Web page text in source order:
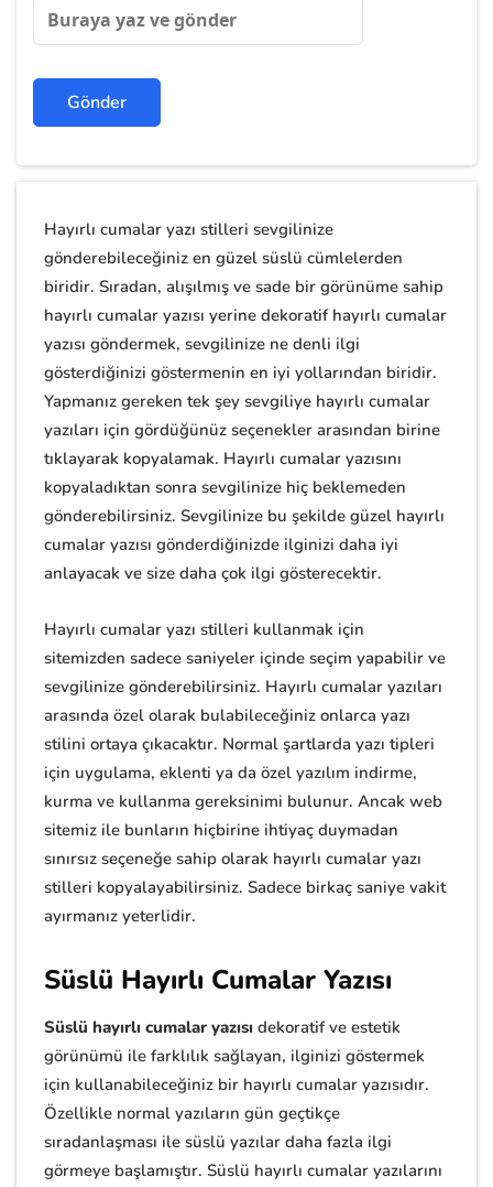
Hayırlı cumalar yazı stilleri sevgilinize
gönderebileceğiniz en güzel süslü cümlelerden
biridir. Sıradan, alışılmış ve sade bir görünüme sahip
hayırlı cumalar yazısı yerine dekoratif hayırlı cumalar
yazısı göndermek, sevgilinize ne denli ilgi
gösterdiğinizi göstermenin en iyi yollarından biridir.
Yapmanız gereken tek şey sevgiliye hayırlı cumalar
yazıları için gördüğünüz seçenekler arasından birine
tıklayarak kopyalamak. Hayırlı cumalar yazısını
kopyaladıktan sonra sevgilinize hiç beklemeden
gönderebilirsiniz. Sevgilinize bu şekilde güzel hayırlı
cumalar yazısı gönderdiğinizde ilginizi daha iyi
anlayacak ve size daha çok ilgi gösterecektir.
Hayırlı cumalar yazı stilleri kullanmak için
sitemizden sadece saniyeler içinde seçim yapabilir ve
sevgilinize gönderebilirsiniz. Hayırlı cumalar yazıları
arasında özel olarak bulabileceğiniz onlarca yazı
stilini ortaya çıkacaktır. Normal şartlarda yazı tipleri
için uygulama, eklenti ya da özel yazılım indirme,
kurma ve kullanma gereksinimi bulunur. Ancak web
sitemiz ile bunların hiçbirine ihtiyaç duymadan
sınırsız seçeneğe sahip olarak hayırlı cumalar yazı
stilleri kopyalayabilirsiniz. Sadece birkaç saniye vakit
ayırmanız yeterlidir.
Süslü Hayırlı Cumalar Yazısı
Süslü hayırlı cumalar yazısı dekoratif ve estetik
görünümü ile farklılık sağlayan, ilginizi göstermek
için kullanabileceğiniz bir hayırlı cumalar yazısıdır.
Özellikle normal yazıların gün geçtikçe
sıradanlaşması ile süslü yazılar daha fazla ilgi
görmeye başlamıştır. Süslü hayırlı cumalar yazılarını